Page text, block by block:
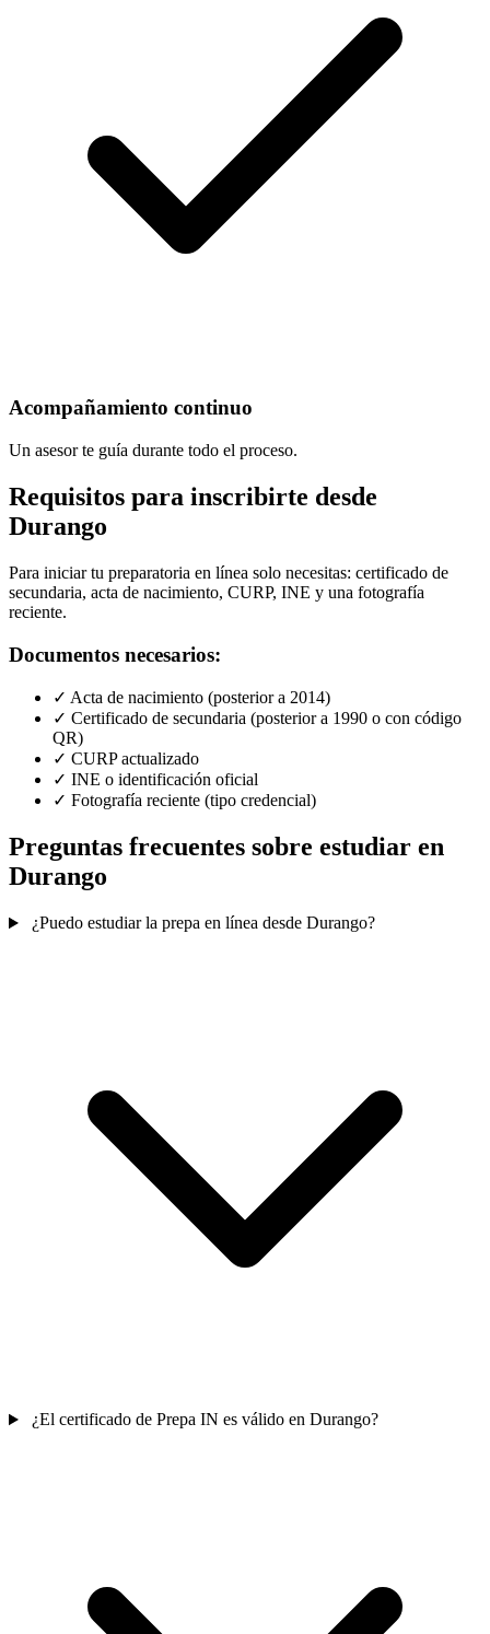
Acompañamiento continuo
Un asesor te guía durante todo el proceso.
Requisitos para inscribirte desde
Durango
Para iniciar tu preparatoria en línea solo necesitas: certificado de
secundaria, acta de nacimiento, CURP, INE y una fotografía
reciente.
Documentos necesarios:
✓ Acta de nacimiento (posterior a 2014)
✓ Certificado de secundaria (posterior a 1990 o con código
QR)
✓ CURP actualizado
✓ INE o identificación oficial
✓ Fotografía reciente (tipo credencial)
Preguntas frecuentes sobre estudiar en
Durango
¿Puedo estudiar la prepa en línea desde Durango?
¿El certificado de Prepa IN es válido en Durango?